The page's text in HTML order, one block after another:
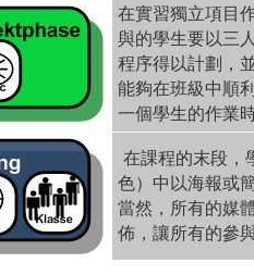
在實習獨立項目
與的學生要以三
程序得以計劃，
能夠在班級中順
一個學生的作業
在課程的末段，
色）中以海報或
當然，所有的媒
佈，讓所有的參